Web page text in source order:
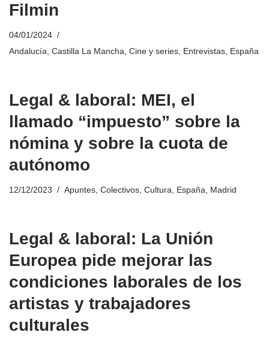
Filmin
04/01/2024
Andalucía Castilla La Mancha Cine y series Entrevistas España
Legal & laboral: MEI, el
llamado “impuesto” sobre la
nómina y sobre la cuota de
autónomo
12/12/2023 Apuntes Colectivos Cultura España Madrid
Legal & laboral: La Unión
Europea pide mejorar las
condiciones laborales de los
artistas y trabajadores
culturales